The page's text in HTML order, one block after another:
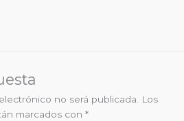
no será publicada. Los
marcados con *